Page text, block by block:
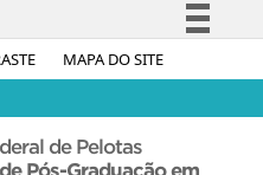
MAPA DO SITE
Simplifique!
Acesso à informação
de Pelotas
Pós-Graduação em